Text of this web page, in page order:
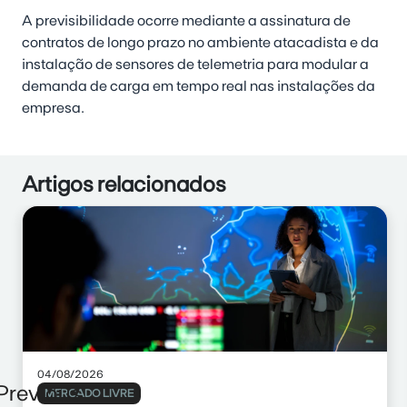
A previsibilidade ocorre mediante a assinatura de
contratos de longo prazo no ambiente atacadista e da
instalação de sensores de telemetria para modular a
demanda de carga em tempo real nas instalações da
empresa.
Artigos relacionados
04/08/2026
MERCADO LIVRE